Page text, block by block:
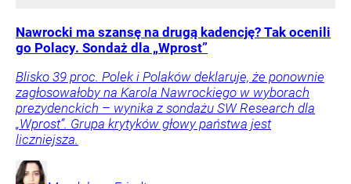
Nawrocki ma szansę na drugą kadencję? Tak ocenili
go Polacy. Sondaż dla „Wprost”
Blisko 39 proc. Polek i Polaków deklaruje, że ponownie
zagłosowałoby na Karola Nawrockiego w wyborach
prezydenckich – wynika z sondażu SW Research dla
„Wprost”. Grupa krytyków głowy państwa jest
liczniejsza.